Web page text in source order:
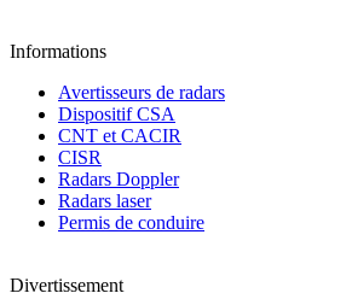
Informations
Avertisseurs de radars
Dispositif CSA
CNT et CACIR
CISR
Radars Doppler
Radars laser
Permis de conduire
Divertissement